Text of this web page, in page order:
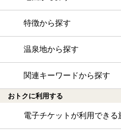
特徴から探す
温泉地から探す
関連キーワードから探す
おトクに利用する
電子チケットが利用できる